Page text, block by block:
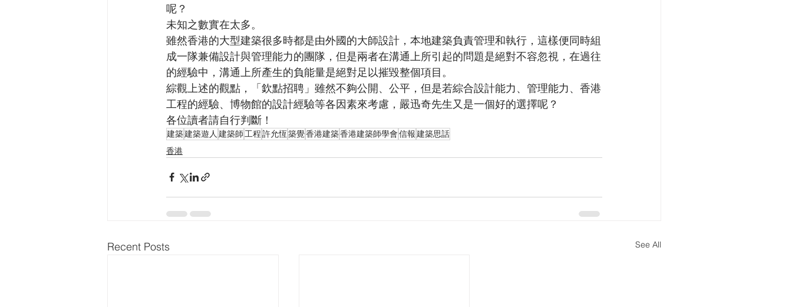
呢？
未知之數實在太多。
雖然香港的大型建築很多時都是由外國的大師設計，本地建築負責管理和執行，這樣便同時組
成一隊兼備設計與管理能力的團隊，但是兩者在溝通上所引起的問題是絕對不容忽視，在過往
的經驗中，溝通上所產生的負能量是絕對足以摧毀整個項目。
綜觀上述的觀點，「欽點招聘」雖然不夠公開、公平，但是若綜合設計能力、管理能力、香港
工程的經驗、博物館的設計經驗等各因素來考慮，嚴迅奇先生又是一個好的選擇呢？
各位讀者請自行判斷！
建築建築遊人 建築師 工程許允恆築覺香港建築香港建築師學會信報建築思話
香港
Recent Posts See All